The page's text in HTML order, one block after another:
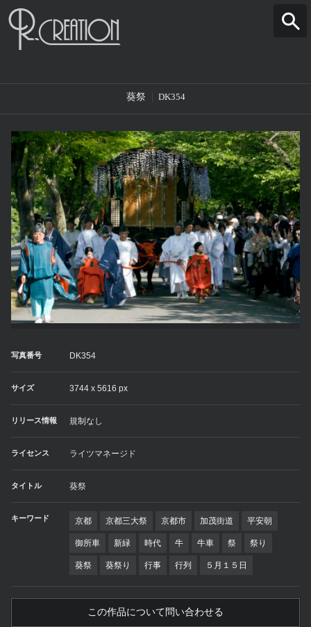
葵祭 DK354
写真番号 DK354
サイズ 3744 x 5616 px
リリース情報 規制なし
ライセンス ライツマネージド
タイトル 葵祭
キーワード 京都 京都三大祭 京都市 加茂街道 平安朝
御所車 新緑 時代 牛 牛車 祭 祭り
葵祭 葵祭り 行事 行列 ５月１５日
この作品について問い合わせる